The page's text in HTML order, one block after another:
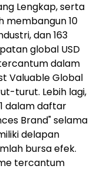
Lengkap, serta
membangun 10
dan 163
global USD
dalam
Valuable Global
turut. Lebih lagi,
dalam daftar
Brand" selama
delapan
bursa efek.
tercantum